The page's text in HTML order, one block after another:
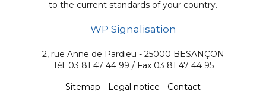
to the current standards of your country.
WP Signalisation
2, rue Anne de Pardieu - 25000 BESANÇON
Tél. 03 81 47 44 99 / Fax 03 81 47 44 95
Sitemap - Legal notice - Contact